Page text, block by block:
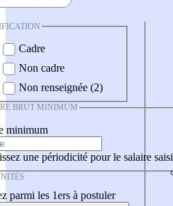
Cadre
Non cadre
Non renseignée (2)
BRUT MINIMUM
minimum
une périodicité pour le salaire saisi
parmi les 1ers à postuler